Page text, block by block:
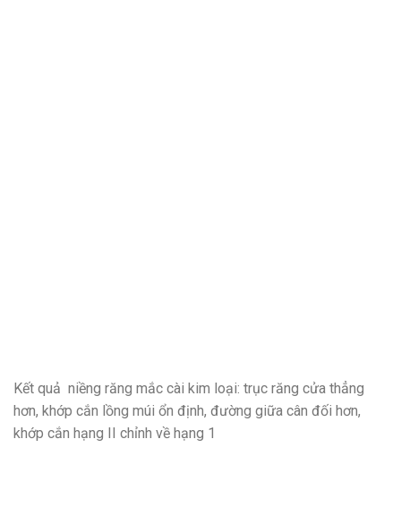
Kết quả niềng răng mắc cài kim loại: trục răng cửa thẳng
hơn, khớp cắn lồng múi ổn định, đường giữa cân đối hơn,
khớp cắn hạng II chỉnh về hạng 1